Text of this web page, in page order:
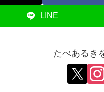
LINE
たべあるき